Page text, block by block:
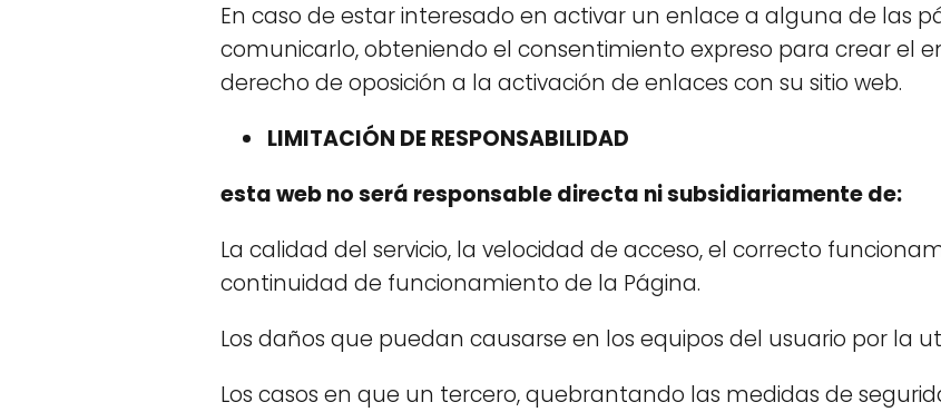
En caso de estar interesado en activar un enlace a alguna de las
comunicarlo, obteniendo el consentimiento expreso para crear el
derecho de oposición a la activación de enlaces con su sitio web.
LIMITACIÓN DE RESPONSABILIDAD
esta web no será responsable directa ni subsidiariamente de:
La calidad del servicio, la velocidad de acceso, el correcto
continuidad de funcionamiento de la Página.
Los daños que puedan causarse en los equipos del usuario por la
Los casos en que un tercero, quebrantando las medidas de